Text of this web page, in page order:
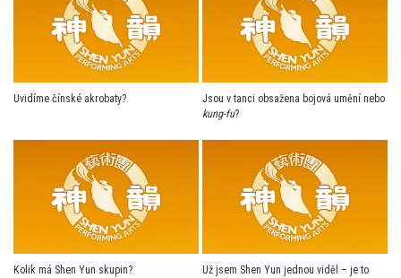
Uvidíme čínské akrobaty?
Jsou v tanci obsažena bojová umění nebo
kung-fu?
Kolik má Shen Yun skupin?
Už jsem Shen Yun jednou viděl – je to